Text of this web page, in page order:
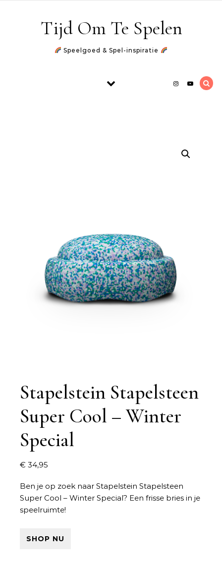
Tijd Om Te Spelen
Speelgoed & Spel-inspiratie
Stapelstein Stapelsteen
Super Cool – Winter
Special
€ 34,95
Ben je op zoek naar Stapelstein Stapelsteen
Super Cool – Winter Special? Een frisse bries in je
speelruimte!
SHOP NU